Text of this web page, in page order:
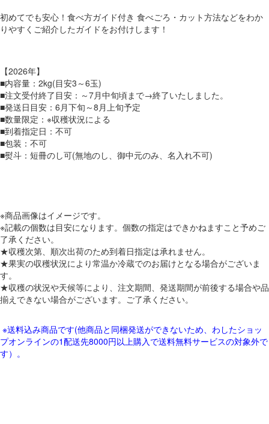
初めてでも安心！食べ方ガイド付き 食べごろ・カット方法などをわか
りやすくご紹介したガイドをお付けします！
【2026年】
■内容量：2kg(目安3～6玉)
■注文受付終了目安：～7月中旬頃まで→終了いたしました。
■発送日目安：6月下旬～8月上旬予定
■数量限定：※収穫状況による
■到着指定日：不可
■包装：不可
■熨斗：短冊のし可(無地のし、御中元のみ、名入れ不可)
※商品画像はイメージです。
※記載の個数は目安になります。個数の指定はできかねますこと予めご
了承ください。
★収穫次第、順次出荷のため到着日指定は承れません。
★果実の収穫状況により常温か冷蔵でのお届けとなる場合がございま
す。
★収穫の状況や天候等により、注文期間、発送期間が前後する場合や品
揃えできない場合がございます。ご了承ください。
※送料込み商品です(他商品と同梱発送ができないため、わしたショッ
プオンラインの1配送先8000円以上購入で送料無料サービスの対象外で
す）。